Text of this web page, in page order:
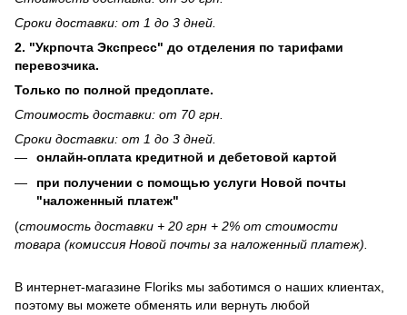
Сроки доставки: от 1 до 3 дней.
2. "Укрпочта Экспресс" до отделения по тарифами
перевозчика.
Только по полной предоплате.
Стоимость доставки: от 70 грн.
Сроки доставки: от 1 до 3 дней.
онлайн-оплата кредитной и дебетовой картой
при получении с помощью услуги Новой почты
"наложенный платеж"
(стоимость доставки + 20 грн + 2% от стоимости
товара (комиссия Новой почты за наложенный платеж).
В интернет-магазине Floriks мы заботимся о наших клиентах,
поэтому вы можете обменять или вернуть любой